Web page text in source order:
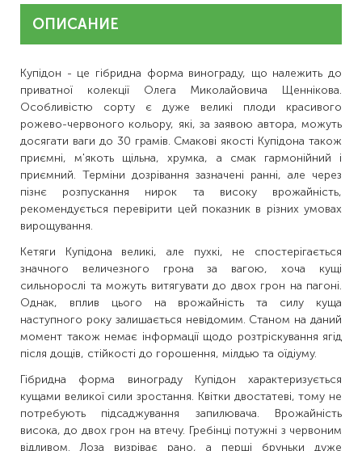
ОПИСАНИЕ
Купідон - це гібридна форма винограду, що належить до
приватної колекції Олега Миколайовича Щеннікова.
Особливістю сорту є дуже великі плоди красивого
рожево-червоного кольору, які, за заявою автора, можуть
досягати ваги до 30 грамів. Смакові якості Купідона також
приємні, м'якоть щільна, хрумка, а смак гармонійний і
приємний. Терміни дозрівання зазначені ранні, але через
пізнє розпускання нирок та високу врожайність,
рекомендується перевірити цей показник в різних умовах
вирощування.
Кетяги Купідона великі, але пухкі, не спостерігається
значного величезного грона за вагою, хоча кущі
сильнорослі та можуть витягувати до двох грон на пагоні.
Однак, вплив цього на врожайність та силу куща
наступного року залишається невідомим. Станом на даний
момент також немає інформації щодо розтріскування ягід
після дощів, стійкості до горошення, мілдью та оїдіуму.
Гібридна форма винограду Купідон характеризується
кущами великої сили зростання. Квітки двостатеві, тому не
потребують підсаджування запилювача. Врожайність
висока, до двох грон на втечу. Гребінці потужні з червоним
відливом. Лоза визріває рано, а перші бруньки дуже